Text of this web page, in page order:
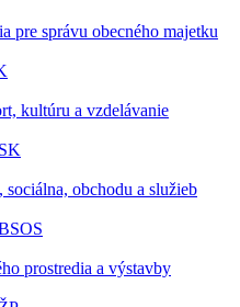
pre správu obecného majetku
kultúru a vzdelávanie
obchodu a služieb
prostredia a výstavby